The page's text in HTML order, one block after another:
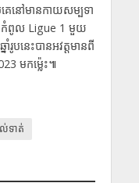
គេនៅមានកាយសម្បទា
ឌកំពូល Ligue 1 មួយ
រូបនេះបានអវត្តមានពី
មកម្ល៉េះ៕
ទាត់